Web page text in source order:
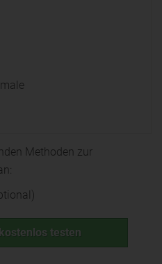
Methoden zur
testen